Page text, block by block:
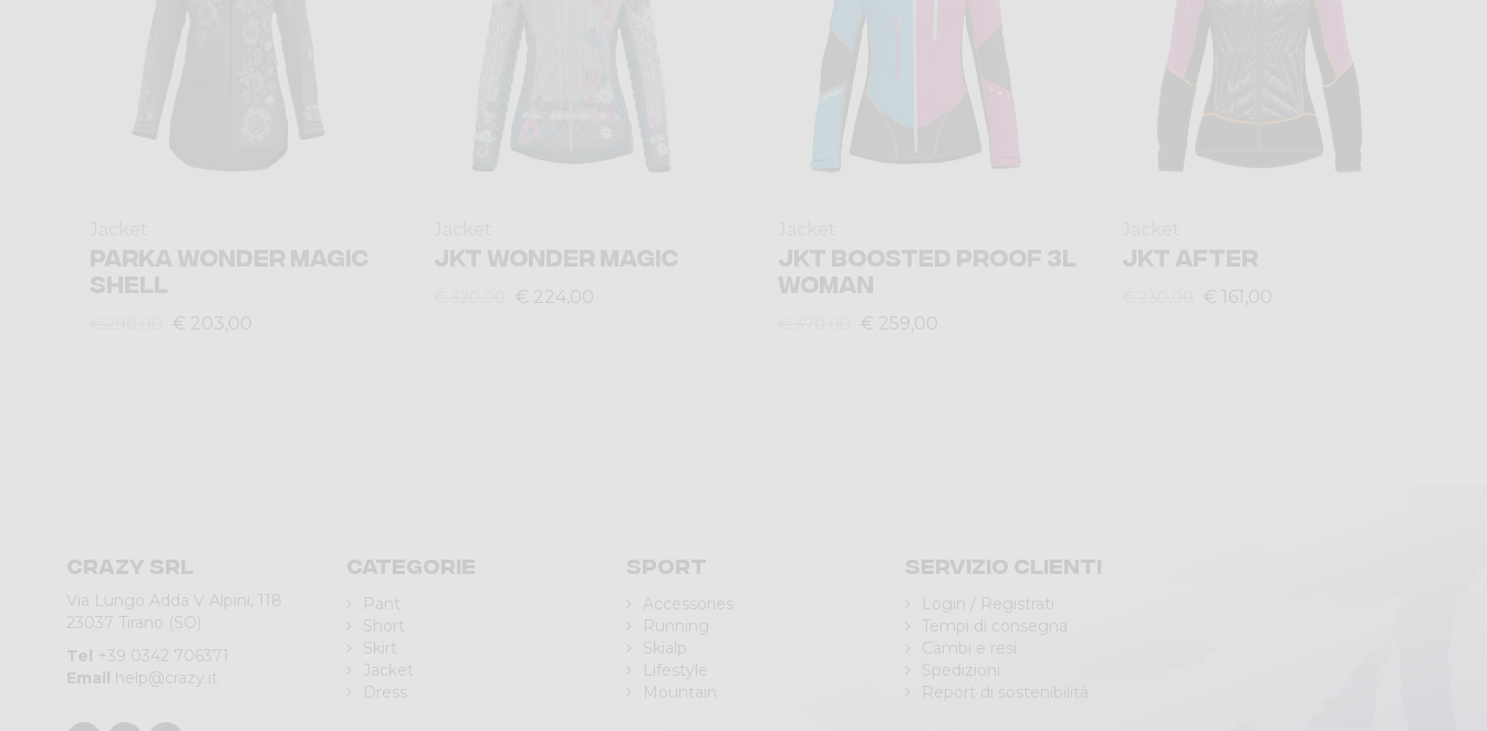
PARKA WONDER MAGIC
SHELL
€ 203,00
JKT WONDER MAGIC
€ 224,00
JKT BOOSTED PROOF 3L
WOMAN
€ 259,00
JKT AFTER
€ 161,00
Crazy srl
Via Lungo Adda V Alpini, 118
23037 Tirano (SO)
Tel +39 0342 706371
Email help@crazy.it
Categorie
Pant
Short
Skirt
Jacket
Dress
Sport
Accessories
Running
Skialp
Lifestyle
Mountain
Servizio clienti
Login / Registrati
Tempi di consegna
Cambi e resi
Spedizioni
Report di sostenibilità